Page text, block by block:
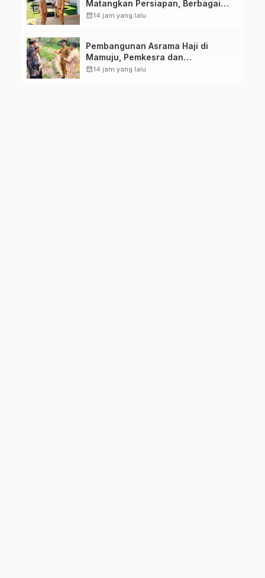
Matangkan Persiapan, Berbagai
Lomba Akan Dilaksanakan Pemprov
calendar_month14 jam yang lalu
Pembangunan Asrama Haji di
Mamuju, Pemkesra dan
Kementerian Haji Sulbar Tinjau
calendar_month14 jam yang lalu